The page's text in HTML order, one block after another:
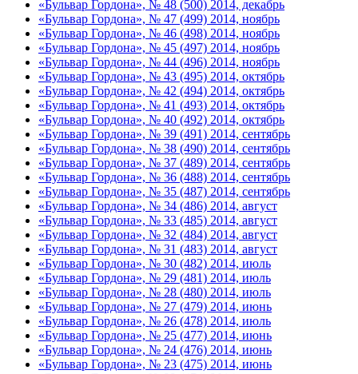
«Бульвар Гордона», № 48 (500) 2014, декабрь
«Бульвар Гордона», № 47 (499) 2014, ноябрь
«Бульвар Гордона», № 46 (498) 2014, ноябрь
«Бульвар Гордона», № 45 (497) 2014, ноябрь
«Бульвар Гордона», № 44 (496) 2014, ноябрь
«Бульвар Гордона», № 43 (495) 2014, октябрь
«Бульвар Гордона», № 42 (494) 2014, октябрь
«Бульвар Гордона», № 41 (493) 2014, октябрь
«Бульвар Гордона», № 40 (492) 2014, октябрь
«Бульвар Гордона», № 39 (491) 2014, сентябрь
«Бульвар Гордона», № 38 (490) 2014, сентябрь
«Бульвар Гордона», № 37 (489) 2014, сентябрь
«Бульвар Гордона», № 36 (488) 2014, сентябрь
«Бульвар Гордона», № 35 (487) 2014, сентябрь
«Бульвар Гордона», № 34 (486) 2014, август
«Бульвар Гордона», № 33 (485) 2014, август
«Бульвар Гордона», № 32 (484) 2014, август
«Бульвар Гордона», № 31 (483) 2014, август
«Бульвар Гордона», № 30 (482) 2014, июль
«Бульвар Гордона», № 29 (481) 2014, июль
«Бульвар Гордона», № 28 (480) 2014, июль
«Бульвар Гордона», № 27 (479) 2014, июнь
«Бульвар Гордона», № 26 (478) 2014, июль
«Бульвар Гордона», № 25 (477) 2014, июнь
«Бульвар Гордона», № 24 (476) 2014, июнь
«Бульвар Гордона», № 23 (475) 2014, июнь